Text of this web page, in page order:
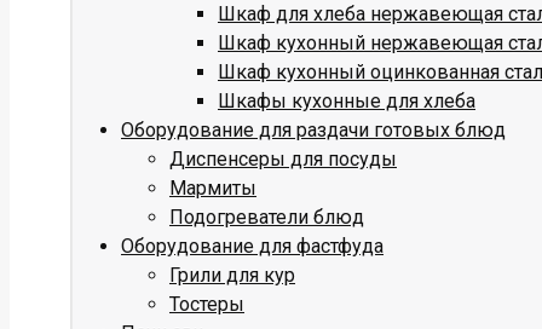
Шкаф для хлеба нержавеющая
Шкаф кухонный нержавеющая
Шкаф кухонный оцинкованная
Шкафы кухонные для хлеба
Оборудование для раздачи готовых блюд
Диспенсеры для посуды
Мармиты
Подогреватели блюд
Оборудование для фастфуда
Грили для кур
Тостеры